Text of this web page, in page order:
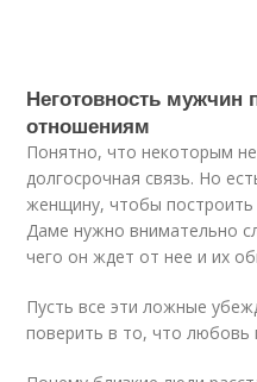
Неготовность мужчин
отношениям
Понятно, что некоторым
долгосрочная связь. Но
женщину, чтобы построить
Даме нужно внимательно
чего он ждет от нее и их
Пусть все эти ложные
поверить в то, что любовь